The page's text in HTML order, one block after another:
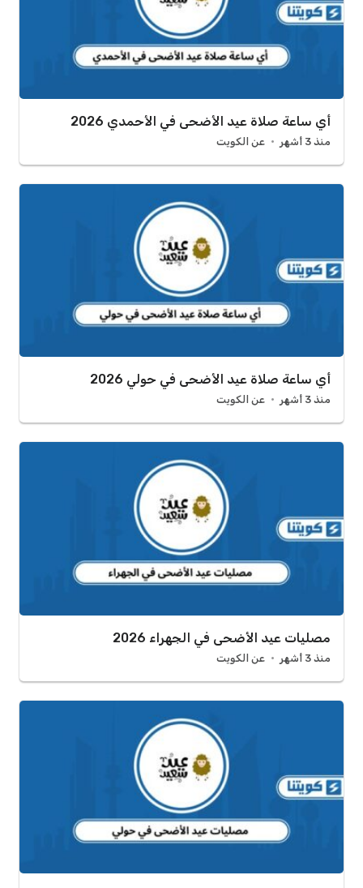
أي ساعة صلاة عيد الأضحى في الأحمدي 2026
منذ 3 أشهر عن الكويت
أي ساعة صلاة عيد الأضحى في حولي 2026
منذ 3 أشهر عن الكويت
مصليات عيد الأضحى في الجهراء 2026
منذ 3 أشهر عن الكويت